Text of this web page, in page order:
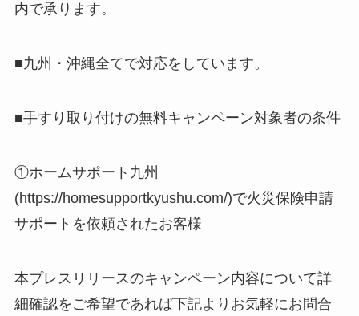
内で承ります。
■九州・沖縄全てで対応をしています。
■手すり取り付けの無料キャンペーン対象者の条件
①ホームサポート九州
(https://homesupportkyushu.com/)で火災保険申請
サポートを依頼されたお客様
本プレスリリースのキャンペーン内容について詳
細確認をご希望であれば下記よりお気軽にお問合